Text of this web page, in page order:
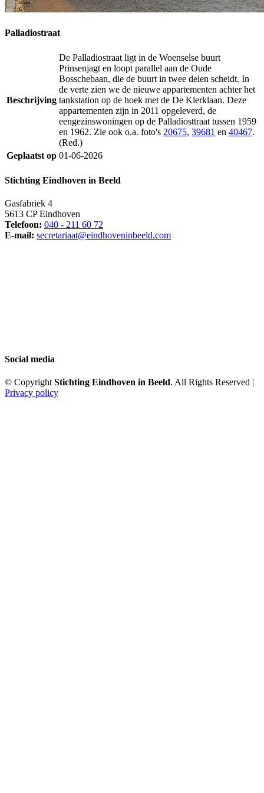
Palladiostraat
Beschrijving
De Palladiostraat ligt in de Woenselse buurt
Prinsenjagt en loopt parallel aan de Oude
Bosschebaan, die de buurt in twee delen scheidt. In
de verte zien we de nieuwe appartementen achter het
tankstation op de hoek met de De Klerklaan. Deze
appartementen zijn in 2011 opgeleverd, de
eengezinswoningen op de Palladiosttraat tussen 1959
en 1962. Zie ook o.a. foto's 20675, 39681 en 40467.
(Red.)
Geplaatst op 01-06-2026
Stichting Eindhoven in Beeld
Gasfabriek 4
5613 CP Eindhoven
Telefoon: 040 - 211 60 72
E-mail: secretariaat@eindhoveninbeeld.com
Social media
© Copyright Stichting Eindhoven in Beeld. All Rights Reserved |
Privacy policy